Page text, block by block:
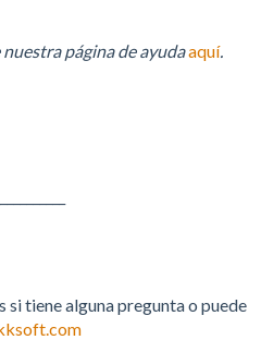
página de ayudaaquí.
si tiene alguna pregunta o puede